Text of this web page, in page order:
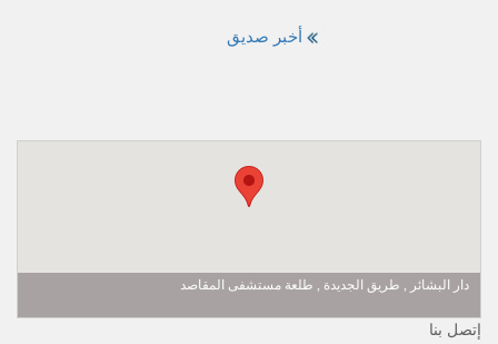
أخبر صديق
دار البشائر , طريق الجديدة , طلعة مستشفى المقاصد
إتصل بنا